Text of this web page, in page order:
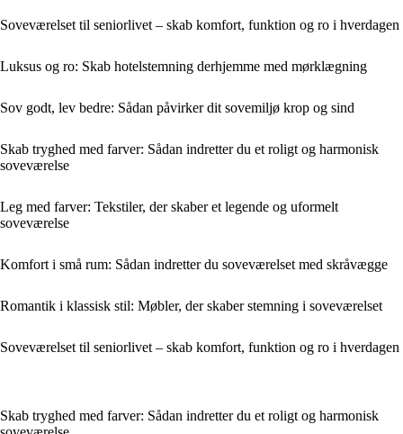
Soveværelset til seniorlivet – skab komfort, funktion og ro i hverdagen
Luksus og ro: Skab hotelstemning derhjemme med mørklægning
Sov godt, lev bedre: Sådan påvirker dit sovemiljø krop og sind
Skab tryghed med farver: Sådan indretter du et roligt og harmonisk
soveværelse
Leg med farver: Tekstiler, der skaber et legende og uformelt
soveværelse
Komfort i små rum: Sådan indretter du soveværelset med skråvægge
Romantik i klassisk stil: Møbler, der skaber stemning i soveværelset
Soveværelset til seniorlivet – skab komfort, funktion og ro i hverdagen
Skab tryghed med farver: Sådan indretter du et roligt og harmonisk